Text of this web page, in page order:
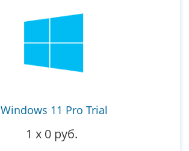
Windows 11 Pro Trial
1 x 0 руб.